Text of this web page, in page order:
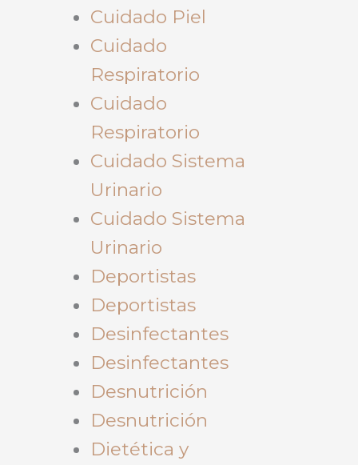
Cuidado Piel
Cuidado
Respiratorio
Cuidado
Respiratorio
Cuidado Sistema
Urinario
Cuidado Sistema
Urinario
Deportistas
Deportistas
Desinfectantes
Desinfectantes
Desnutrición
Desnutrición
Dietética y